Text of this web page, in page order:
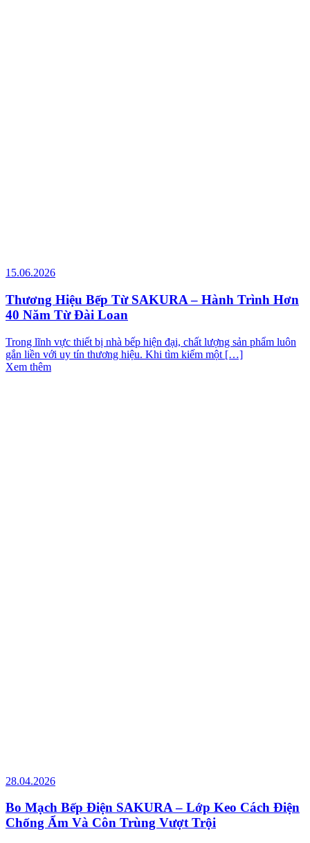
15.06.2026
Thương Hiệu Bếp Từ SAKURA – Hành Trình Hơn
40 Năm Từ Đài Loan
Trong lĩnh vực thiết bị nhà bếp hiện đại, chất lượng sản phẩm luôn
gắn liền với uy tín thương hiệu. Khi tìm kiếm một […]
Xem thêm
28.04.2026
Bo Mạch Bếp Điện SAKURA – Lớp Keo Cách Điện
Chống Ẩm Và Côn Trùng Vượt Trội